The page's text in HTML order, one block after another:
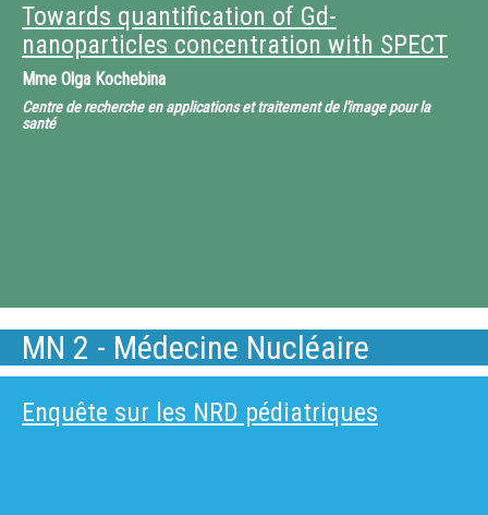
Towards quantification of Gd-
nanoparticles concentration with SPECT
Mme Olga Kochebina
Centre de recherche en applications et traitement de l'image pour la
santé
MN 2 - Médecine Nucléaire
Enquête sur les NRD pédiatriques